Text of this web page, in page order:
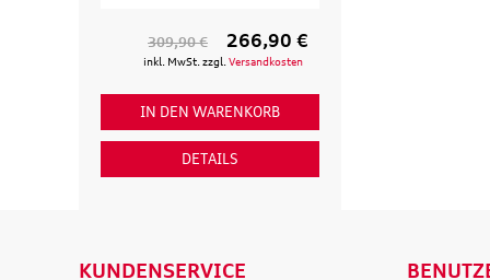
154,90 €
inkl. MwSt. zzgl.
IN DEN WARENKORB
KUNDENSERVICE